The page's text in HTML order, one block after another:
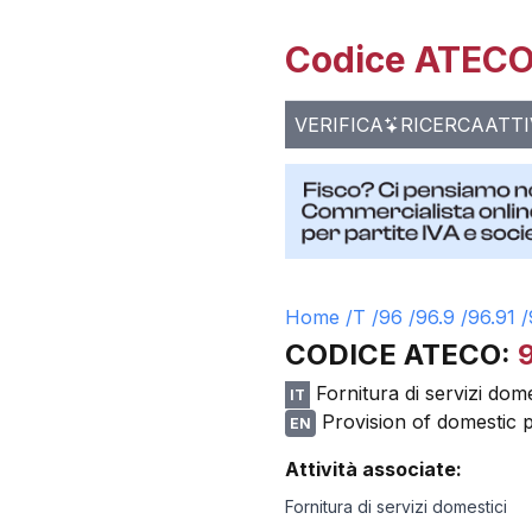
Codice
VERIFICA RICERCA
Home /T /96 /96.9 /96.91 /
CODICE ATECO:
IT Fornitura di servizi
EN
Provision of domestic
Attività associate:
Fornitura di servizi domestici